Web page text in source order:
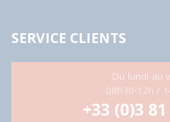
SERVICE CLIENTS
Du lundi au
08h30-12h /
+33 (0)3